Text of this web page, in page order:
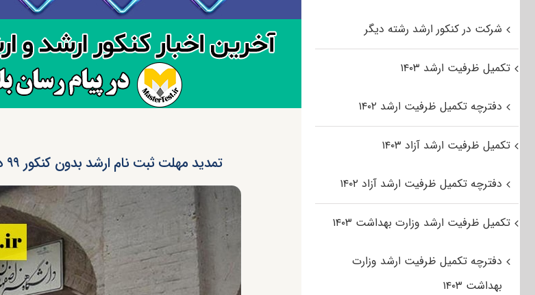
تمدید مهلت ثبت نام ارشد بدون کنکور ۹۹ دانشگاه هنر اصفهان
شرکت در کنکور ارشد رشته دیگر
تکمیل ظرفیت ارشد ۱۴۰۳
دفترچه تکمیل ظرفیت ارشد ۱۴۰۲
تکمیل ظرفیت ارشد آزاد ۱۴۰۳
دفترچه تکمیل ظرفیت ارشد آزاد ۱۴۰۲
تکمیل ظرفیت ارشد وزارت بهداشت ۱۴۰۳
دفترچه تکمیل ظرفیت ارشد وزارت
بهداشت ۱۴۰۳